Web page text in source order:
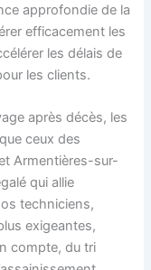
approfondie de la
efficacement les
les délais de
les clients.
après décès, les
ceux des
Armentières-sur-
qui allie
techniciens,
exigeantes,
compte, du tri